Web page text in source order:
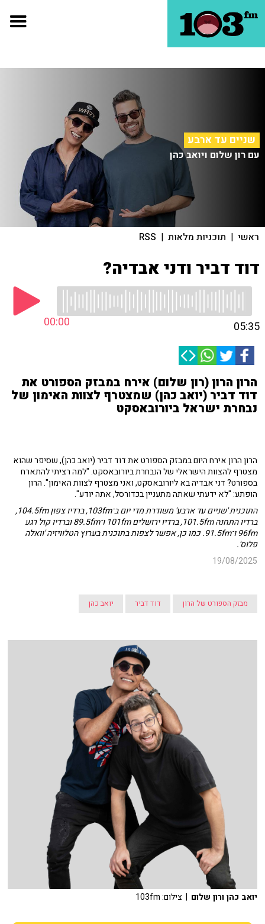
שניים עד ארבע
עם רון שלום ויואב כהן
ראשי | תוכניות מלאות |
RSS
דוד דביר ודני אבדיה?
00:00 05:35
הרון הרון (רון שלום) אירח במבזק הספורט את
דוד דביר (יואב כהן) שמצטרף לצוות האימון של
נבחרת ישראל ביורובאסקט
הרון הרון אירח היום במבזק הספורט את דוד דביר (יואב כהן), שסיפר שהוא
מצטרף להצוות הישראלי של הנבחרת ביורובאסקט. "למה רציתי להתארח
בספורט? דני אבדיה בא ליורובאסקט, ואני מצטרף לצוות האימון". הרון
הופתע: "לא ידעתי שאתה מתעניין בכדורסל, אתה יודע".
התוכנית 'שניים עד ארבע' משודרת מדי יום ב־103fm, ברדיו צפון 104.5fm,
ברדיו התחנה 101.5fm, ברדיו ירושלים 101fm ו־89.5fm וברדיו קול רגע
96fm ו־91.5fm. כמו כן, אפשר לצפות בתוכנית בערוץ הטלוויזיה 'וואלה
פלוס'.
19/08/2025
מבזק הספורט של הרון דוד דביר יואב כהן
יואב כהן ורון שלום | צילום: 103fm